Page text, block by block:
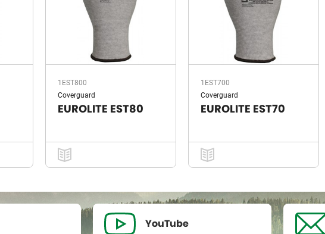
1EST800
Coverguard
EUROLITE EST80
1EST700
Coverguard
EUROLITE EST70
YouTube